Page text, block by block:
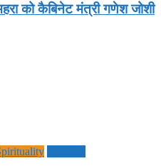
को कैबिनेट मंत्री गणेश जोशी